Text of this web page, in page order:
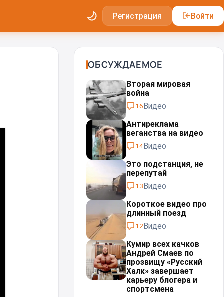
Регистрация Войти
ОБСУЖДАЕМОЕ
Вторая мировая
война
16Видео
Антиреклама
веганства на видео
14Видео
Это подстанция, не
перепутай⁠⁠
13Видео
Короткое видео про
длинный поезд
12Видео
Кумир всех качков
Андрей Смаев по
прозвищу «Русский
Халк» завершает
карьеру блогера и
спортсмена